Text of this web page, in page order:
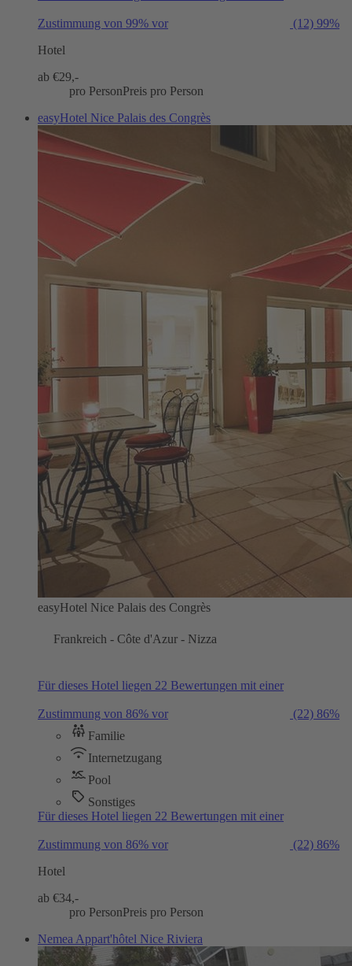
Zustimmung von 99% vor (12) 99%
Hotel
ab €29,-
pro PersonPreis pro Person
easyHotel Nice Palais des Congrès
easyHotel Nice Palais des Congrès
Frankreich - Côte d'Azur - Nizza
Für dieses Hotel liegen 22 Bewertungen mit einer
Zustimmung von 86% vor (22) 86%
Familie
Internetzugang
Pool
Sonstiges
Für dieses Hotel liegen 22 Bewertungen mit einer
Zustimmung von 86% vor (22) 86%
Hotel
ab €34,-
pro PersonPreis pro Person
Nemea Appart'hôtel Nice Riviera